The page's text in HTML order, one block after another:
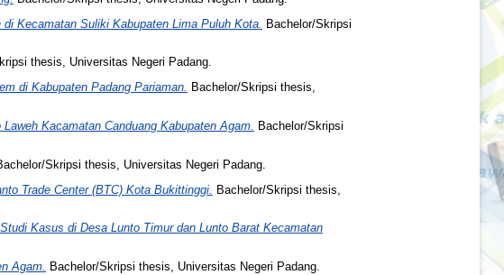
Kecamatan Suliki Kabupaten Lima Puluh Kota. Bachelor/Skripsi
thesis, Universitas Negeri Padang.
di Kabupaten Padang Pariaman. Bachelor/Skripsi thesis,
Kacamatan Canduang Kabupaten Agam.
Bachelor/Skripsi
Skripsi thesis, Universitas Negeri Padang.
Trade Center (BTC) Kota Bukittinggi.
Bachelor/Skripsi thesis,
Kasus di Desa Lunto Timur dan Lunto Barat Kecamatan
Agam. Bachelor/Skripsi thesis, Universitas Negeri Padang.